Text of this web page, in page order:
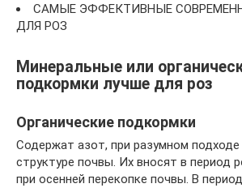
САМЫЕ ЭФФЕКТИВНЫЕ
ДЛЯ РОЗ
Минеральные или
подкормки лучше для роз
Органические подкормки
Cодержат азот, при разумном
структуре почвы. Их вносят в период
при осенней перекопке почвы. В